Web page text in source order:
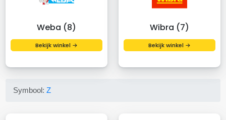
Weba (8)
Bekijk winkel →
Wibra (7)
Bekijk winkel →
Symbool:Z